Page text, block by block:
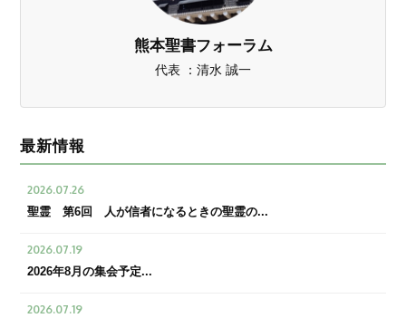
熊本聖書フォーラム
代表 ：清水 誠一
最新情報
2026.07.26
聖霊 第6回 人が信者になるときの聖霊の...
2026.07.19
2026年8月の集会予定...
2026.07.19